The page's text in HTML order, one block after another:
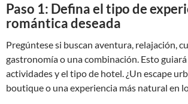
Paso 1: Defina el tipo de
romántica deseada
Pregúntese si buscan aventura, relajación,
gastronomía o una combinación. Esto
actividades y el tipo de hotel. ¿Un escape
boutique o una experiencia más natural en